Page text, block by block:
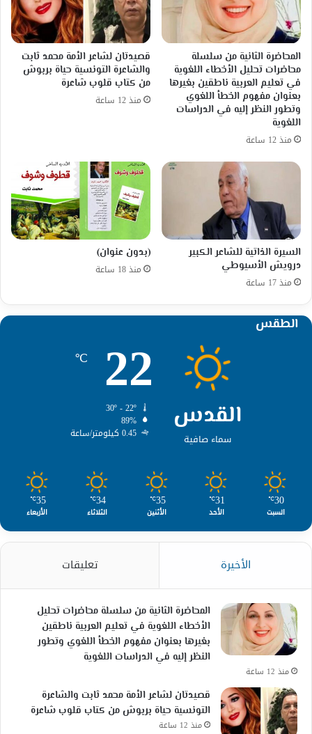
المحاضرة الثانية من سلسلة
محاضرات تحليل الأخطاء اللغوية
في تعليم العربية ناطقين بغيرها
بعنوان مفهوم الخطأ اللغوي
وتطور النظر إليه في الدراسات
اللغوية
منذ 12 ساعة
قصيدتان لشاعر الأمة محمد ثابت
والشاعرة التونسية حياة بربوش
من كتاب قلوب شاعرة
منذ 12 ساعة
السيرة الذاتية للشاعر الكبير
درويش الأسيوطي
منذ 17 ساعة
(بدون عنوان)
منذ 18 ساعة
الطقس
القدس
سماء صافية
22
℃
89%
0.45 كيلومتر/ساعة
30
℃
السبت
31
℃
الأحد
35
℃
الأثنين
34
℃
الثلاثاء
35
℃
الأربعاء
الأخيرة تعليقات
المحاضرة الثانية من سلسلة محاضرات تحليل
الأخطاء اللغوية في تعليم العربية ناطقين
بغيرها بعنوان مفهوم الخطأ اللغوي وتطور
النظر إليه في الدراسات اللغوية
منذ 12 ساعة
قصيدتان لشاعر الأمة محمد ثابت والشاعرة
التونسية حياة بربوش من كتاب قلوب شاعرة
منذ 12 ساعة